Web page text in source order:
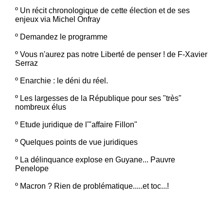
º Un récit chronologique de cette élection et de ses
enjeux via Michel Onfray
º Demandez le programme
º Vous n'aurez pas notre Liberté de penser ! de F-Xavier
Serraz
º Enarchie : le déni du réel.
º Les largesses de la République pour ses "très"
nombreux élus
º Etude juridique de l'"affaire Fillon"
º Quelques points de vue juridiques
º La délinquance explose en Guyane... Pauvre
Penelope
º Macron ? Rien de problématique.....et toc...!